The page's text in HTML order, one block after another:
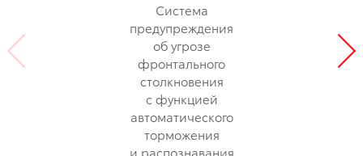
Система
предупреждения
об угрозе
фронтального
столкновения
с функцией
автоматического
торможения
и распознавания